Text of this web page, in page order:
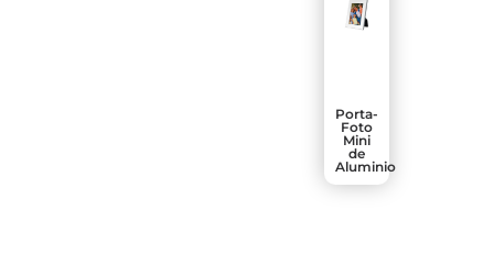
Porta-
Foto
Mini
de
Aluminio